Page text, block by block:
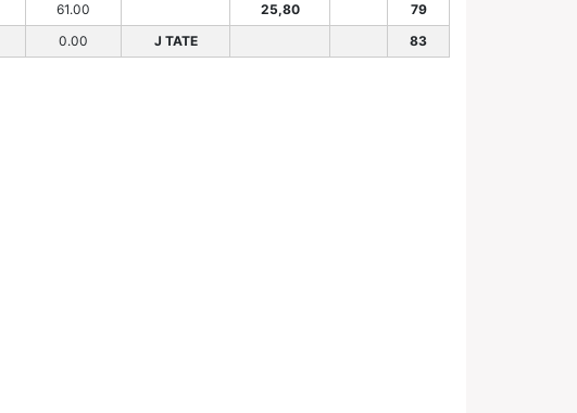
61.00 25,80
79
0.00 J TATE 83